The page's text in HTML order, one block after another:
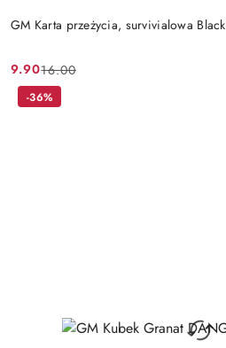
GM Karta przeżycia, survivialowa Black
Cena
promocyjna:
9.90
Cena
przed
16.00
-36%